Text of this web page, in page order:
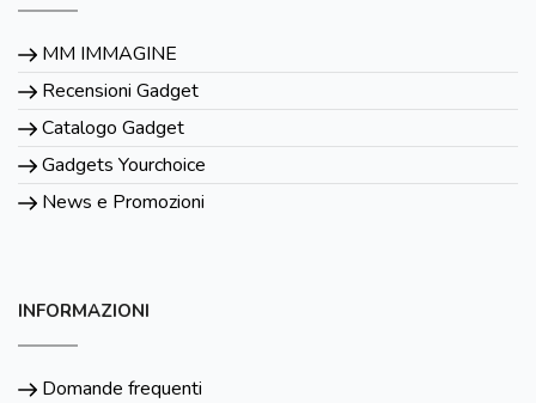
MM IMMAGINE
Recensioni Gadget
Catalogo Gadget
Gadgets Yourchoice
News e Promozioni
INFORMAZIONI
Domande frequenti